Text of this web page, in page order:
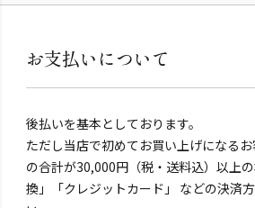
お支払いについて
後払いを基本としております。
ただし当店で初めてお買い上げになる
の合計が30,000円（税・送料込）以上
換」「クレジットカード」 などの決済